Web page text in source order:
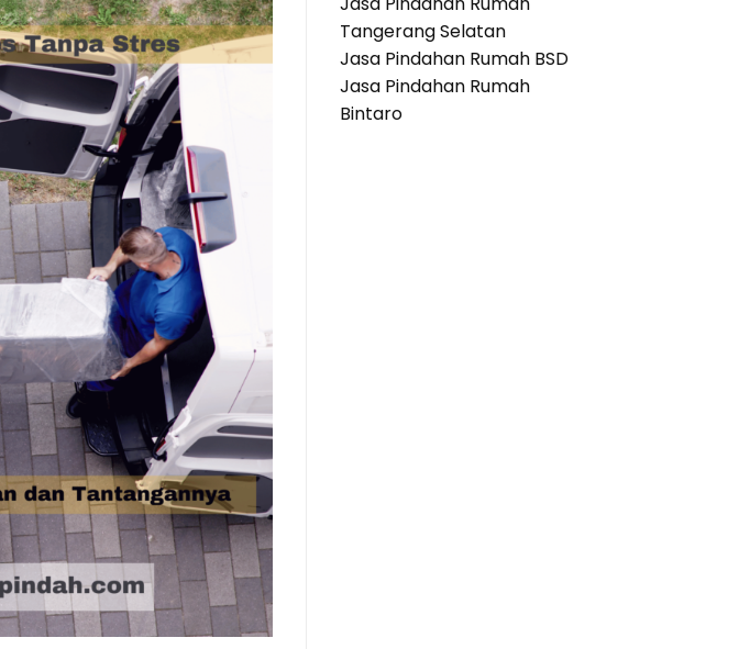
Tangerang Selatan
Jasa Pindahan Rumah BSD
Jasa Pindahan Rumah
Bintaro